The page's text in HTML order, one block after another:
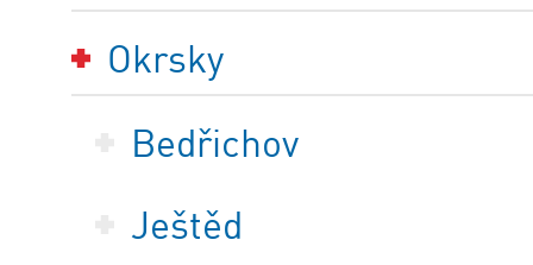
Okrsky
Bedřichov
Ještěd